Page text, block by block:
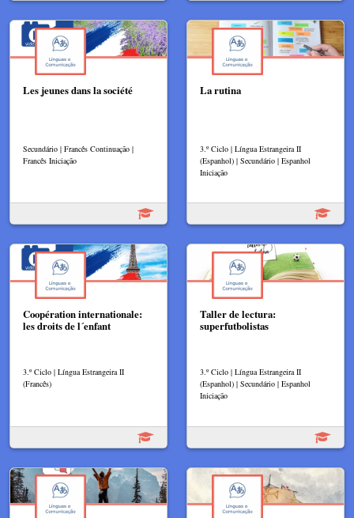
Les jeunes dans la société
Secundário | Francês Continuação |
Francês Iniciação
La rutina
3.º Ciclo | Língua Estrangeira II
(Espanhol) | Secundário | Espanhol
Iniciação
Coopération internationale:
les droits de l´enfant
3.º Ciclo | Língua Estrangeira II
(Francês)
Taller de lectura:
superfutbolistas
3.º Ciclo | Língua Estrangeira II
(Espanhol) | Secundário | Espanhol
Iniciação